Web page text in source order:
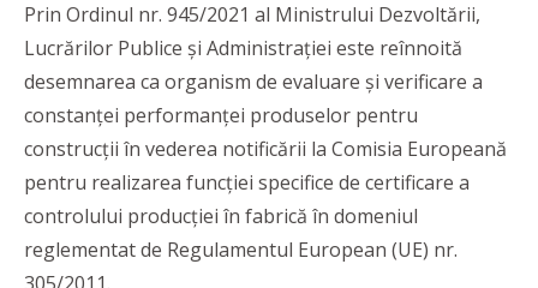
Prin Ordinul nr. 945/2021 al Ministrului Dezvoltării,
Lucrărilor Publice și Administrației este reînnoită
desemnarea ca organism de evaluare și verificare a
constanței performanței produselor pentru
construcții în vederea notificării la Comisia Europeană
pentru realizarea funcției specifice de certificare a
controlului producției în fabrică în domeniul
reglementat de Regulamentul European (UE) nr.